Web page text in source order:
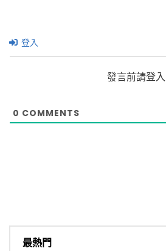
登入
發言前請登入
0 COMMENTS
最熱門